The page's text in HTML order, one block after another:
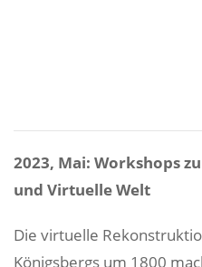
2023, Mai: Workshops
und Virtuelle Welt
Die virtuelle
Königsbergs um 1800